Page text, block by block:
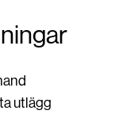
utlägg